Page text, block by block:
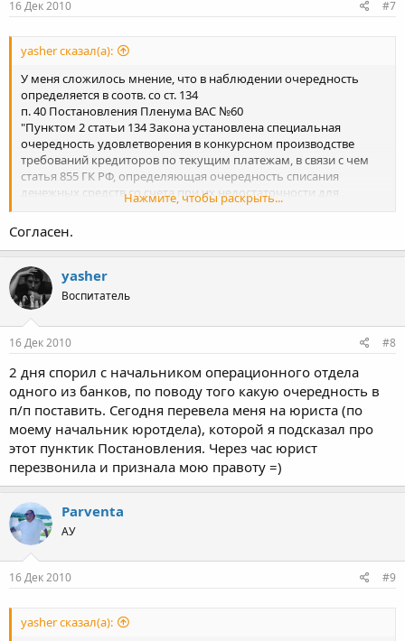
16 Дек 2010 #7
yasher сказал(а):
У меня сложилось мнение, что в наблюдении очередность
определяется в соотв. со ст. 134
п. 40 Постановления Пленума ВАС №60
"Пунктом 2 статьи 134 Закона установлена специальная
очередность удовлетворения в конкурсном производстве
требований кредиторов по текущим платежам, в связи с чем
статья 855 ГК РФ, определяющая очередность списания
денежных средств со счета при их недостаточности для
удовлетворения всех предъявленных к счету требований, к
виду, что онаподлежит применению также и в иных
процедурах банкротства
должника денежных средств для удовлетво*рения всех
требований по текущим платежам."
или кто-то против?
Нажмите, чтобы раскрыть...
Согласен.
yasher
Воспитатель
16 Дек 2010 #8
2 дня спорил с начальником операционного отдела
одного из банков, по поводу того какую очередность в
п/п поставить. Сегодня перевела меня на юриста (по
моему начальник юротдела), которой я подсказал про
этот пунктик Постановления. Через час юрист
перезвонила и признала мою правоту =)
Parventa
АУ
16 Дек 2010 #9
yasher сказал(а):